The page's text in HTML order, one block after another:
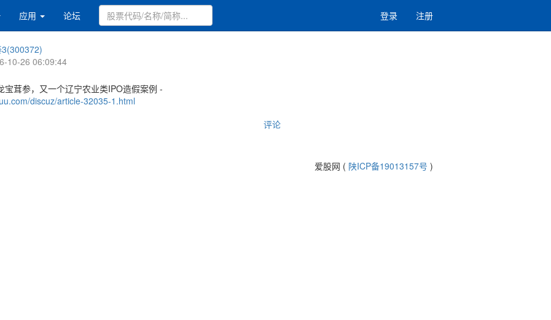
应用 论坛 登录 注册
3(300372)
10-26 06:09:44
宝茸参，又一个辽宁农业类IPO造假案例 -
discuz/article-32035-1.html
评论
爱股网 ( 陕ICP备19013157号 )